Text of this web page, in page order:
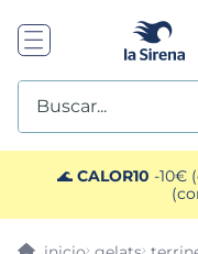
Buscar...
🌊 CALOR10 -10€
TOP SEARCHES
1. helados sirena